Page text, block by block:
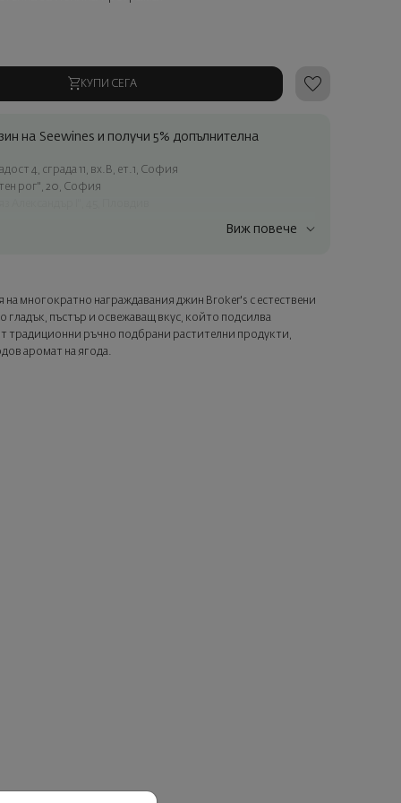
КУПИ СЕГА
на Seewines и получи 5% допълнителна
4, сграда 11, вх.В, ет.1, София
рог", 20, София
страна
опаковка и персонализирана картичка с ваше пожелание.
стъпка от поръчката.
Виж повече
на многократно награждавания джин Broker's с естествени
гладък, пъстър и освежаващ вкус, който подсилва
традиционни ръчно подбрани растителни продукти,
аромат на ягода.